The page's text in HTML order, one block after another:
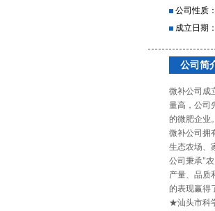
公司性
成立日
公司简
微补公司成
量高，公司
的微肥企业
微补公司拥
生态农场、
公司秉承"
产量、品质
的表现赢得
★汕头市科